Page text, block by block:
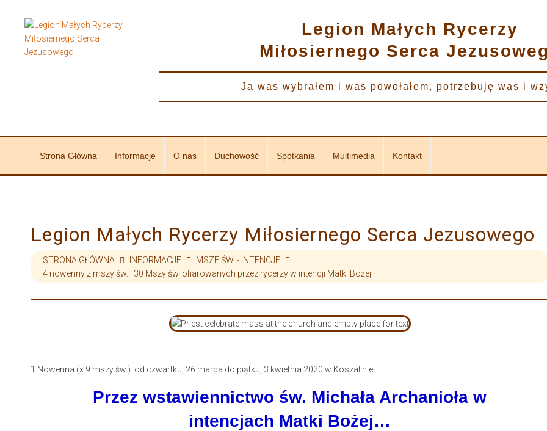
Legion Małych Rycerzy
Miłosiernego Serca
Ja was wybrałem i was powołałem, potrzebuję was i
Strona Główna Informacje O nas Duchowość Spotkania Multimedia Kontakt
Legion Małych Rycerzy Miłosiernego Serca Jezusowego
STRONA GŁÓWNA INFORMACJE
MSZE ŚW. - INTENCJE
4 nowenny z mszy św. i 30 Mszy św. ofiarowanych przez rycerzy w intencji Matki Bożej
1 Nowenna (x 9 mszy św.) od czwartku, 26 marca do piątku, 3 kwietnia 2020 w Koszalinie
Przez wstawiennictwo św. Michała Archanioła w
intencjach Matki Bożej…